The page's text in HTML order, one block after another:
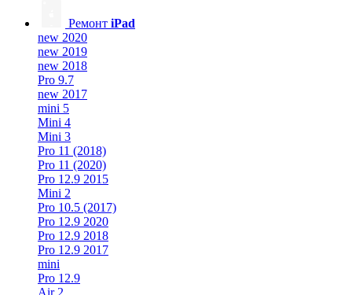
Ремонт iPad
new 2020
new 2019
new 2018
Pro 9.7
new 2017
mini 5
Mini 4
Mini 3
Pro 11 (2018)
Pro 11 (2020)
Pro 12.9 2015
Mini 2
Pro 10.5 (2017)
Pro 12.9 2020
Pro 12.9 2018
Pro 12.9 2017
mini
Pro 12.9
Air 2